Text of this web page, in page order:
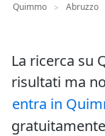
Quimmo > Abruzzo
La ricerca su
risultati ma
entra in